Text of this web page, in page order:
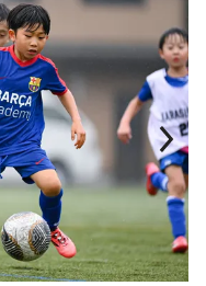
次